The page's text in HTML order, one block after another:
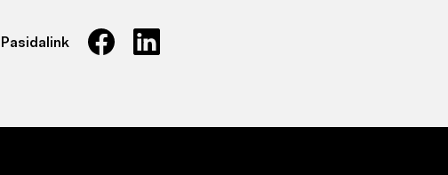
Pasidalink